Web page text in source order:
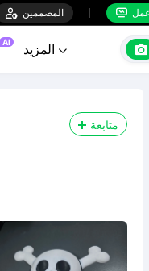
 المصممين 
AI
 
متابعة